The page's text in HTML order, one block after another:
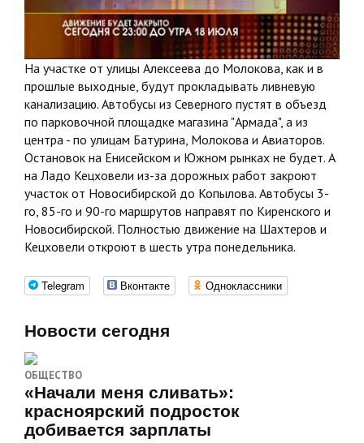
На участке от улицы Алексеева до Молокова, как и в
прошлые выходные, будут прокладывать ливневую
канализацию. Автобусы из Северного пустят в объезд
по парковочной площадке магазина "Армада", а из
центра - по улицам Батурина, Молокова и Авиаторов.
Остановок на Енисейском и Южном рынках не будет. А
на Ладо Кецховели из-за дорожных работ закроют
участок от Новосибирской до Копылова. Автобусы 3-
го, 85-го и 90-го маршрутов направят по Киренского и
Новосибирской. Полностью движение на Шахтеров и
Кецховели откроют в шесть утра понедельника.
Telegram Вконтакте Одноклассники
Новости сегодня
ОБЩЕСТВО
«Начали меня сливать»:
красноярский подросток
добивается зарплаты